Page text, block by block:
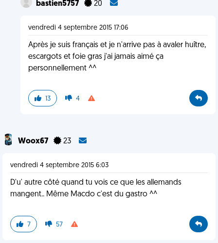
bastien5757 20
vendredi 4 septembre 2015 17:06
Après je suis français et je n'arrive pas à avaler huître,
escargots et foie gras j'ai jamais aimé ça
personnellement ^^
13 4
Woox67 23
vendredi 4 septembre 2015 6:03
D'u' autre côté quand tu vois ce que les allemands
mangent.. Même Macdo c'est du gastro ^^
7 57